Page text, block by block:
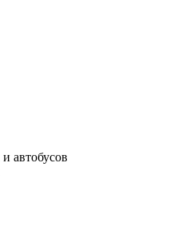
автобусов